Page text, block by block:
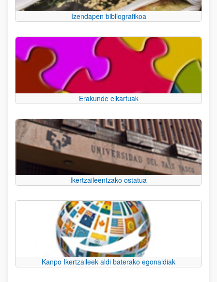
Izendapen bibliografikoa
Erakunde elkartuak
Ikertzaileentzako ostatua
Kanpo Ikertzaileek aldi baterako egonaldiak